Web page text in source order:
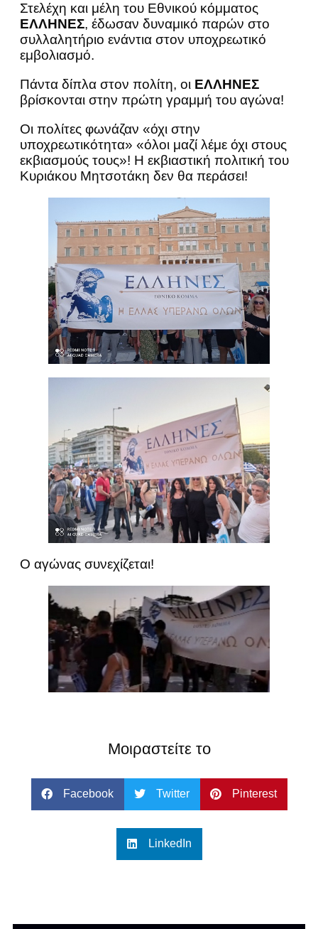
Στελέχη και μέλη του Εθνικού κόμματος
ΕΛΛΗΝΕΣ, έδωσαν δυναμικό παρών στο
συλλαλητήριο ενάντια στον υποχρεωτικό
εμβολιασμό.
Πάντα δίπλα στον πολίτη, οι ΕΛΛΗΝΕΣ
βρίσκονται στην πρώτη γραμμή του αγώνα!
Οι πολίτες φωνάζαν «όχι στην
υποχρεωτικότητα» «όλοι μαζί λέμε όχι στους
εκβιασμούς τους»! Η εκβιαστική πολιτική του
Κυριάκου Μητσοτάκη δεν θα περάσει!
Ο αγώνας συνεχίζεται!
Μοιραστείτε το
Facebook Twitter Pinterest
LinkedIn